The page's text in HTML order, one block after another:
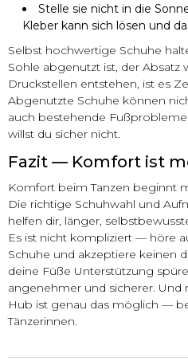
Stelle sie nicht in die
Kleber kann sich lösen und
Selbst hochwertige Schuhe
Sohle abgenutzt ist, der Absatz
Druckstellen entstehen, ist es
Abgenutzte Schuhe können
auch bestehende
willst du sicher nicht.
Fazit — Komfort ist
Komfort beim Tanzen beginnt
Die richtige Schuhwahl und
helfen dir, länger,
Es ist nicht kompliziert — höre
Schuhe und akzeptiere keinen
deine Füße Unterstützung
angenehmer und sicherer.
Hub ist genau das möglich —
Tänzerinnen.